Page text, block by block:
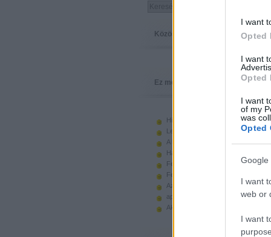
I want
Opted
I want
Opted
I want
of my
was
Opted
Google
I want
web or
I want
Közösség
Ez megy
Hiányzó elemek beszerzése
Legoland Németország 2010
A kastélyok képes története
Használt legót piacról
Feltörjük a legó ugart
Fehérítsd ki!
Az Indiana Jones készletek
apró. hirdetés.
Akciók, újdonságok a polcon,